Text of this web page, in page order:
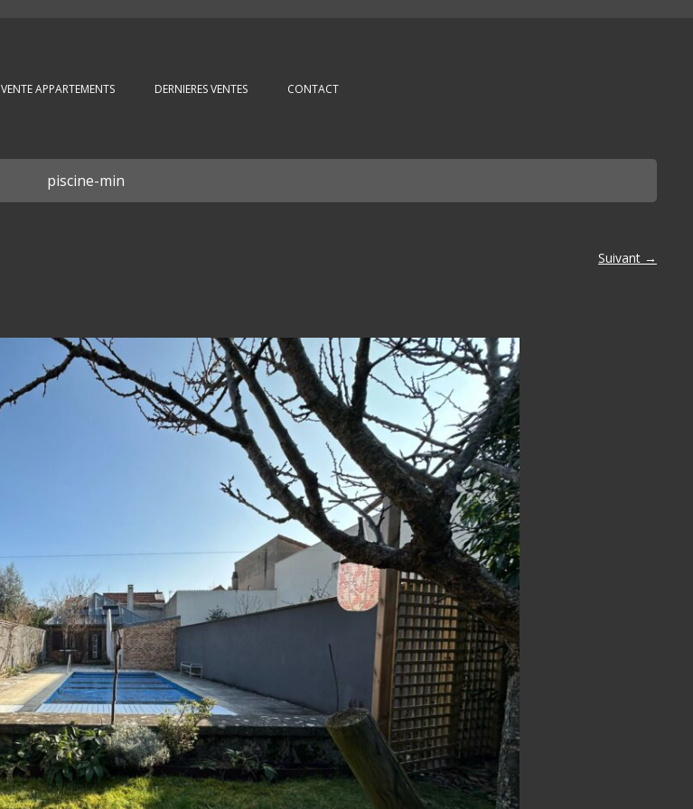
VENTE APPARTEMENTS DERNIERES VENTES CONTACT
piscine-min
Suivant →